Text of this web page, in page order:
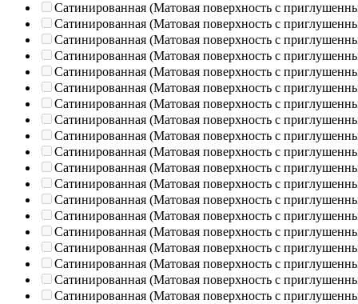
Сатинированная (Матовая поверхность с
Сатинированная (Матовая поверхность с
Сатинированная (Матовая поверхность с
Сатинированная (Матовая поверхность с
Сатинированная (Матовая поверхность с
Сатинированная (Матовая поверхность с
Сатинированная (Матовая поверхность с
Сатинированная (Матовая поверхность с
Сатинированная (Матовая поверхность с
Сатинированная (Матовая поверхность с
Сатинированная (Матовая поверхность с
Сатинированная (Матовая поверхность с
Сатинированная (Матовая поверхность с
Сатинированная (Матовая поверхность с
Сатинированная (Матовая поверхность с
Сатинированная (Матовая поверхность с
Сатинированная (Матовая поверхность с
Сатинированная (Матовая поверхность с
Сатинированная (Матовая поверхность с